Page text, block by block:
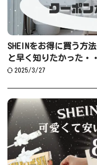
SHEINをお得に買う方
と早く知りたかった・・
2025/3/27